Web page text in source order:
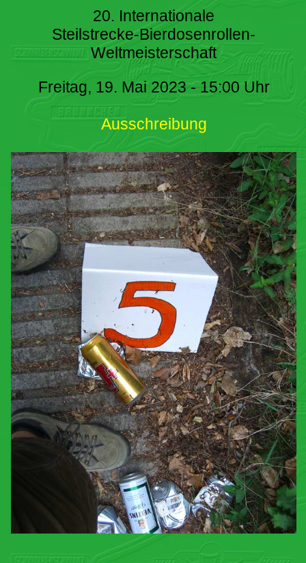
20. Internationale
Steilstrecke-Bierdosenrollen-
Weltmeisterschaft
Freitag, 19. Mai 2023 - 15:00 Uhr
Ausschreibung